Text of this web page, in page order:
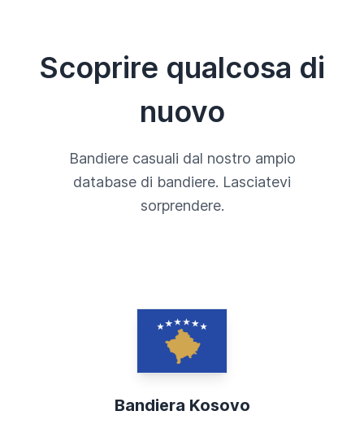
Scoprire qualcosa di
nuovo
Bandiere casuali dal nostro ampio
database di bandiere. Lasciatevi
sorprendere.
Bandiera Kosovo